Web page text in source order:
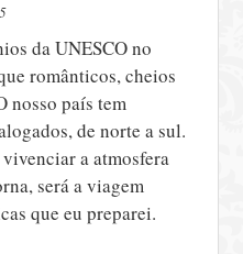
da UNESCO no
românticos, cheios
nosso país tem
de norte a sul.
a atmosfera
será a viagem
que eu preparei.